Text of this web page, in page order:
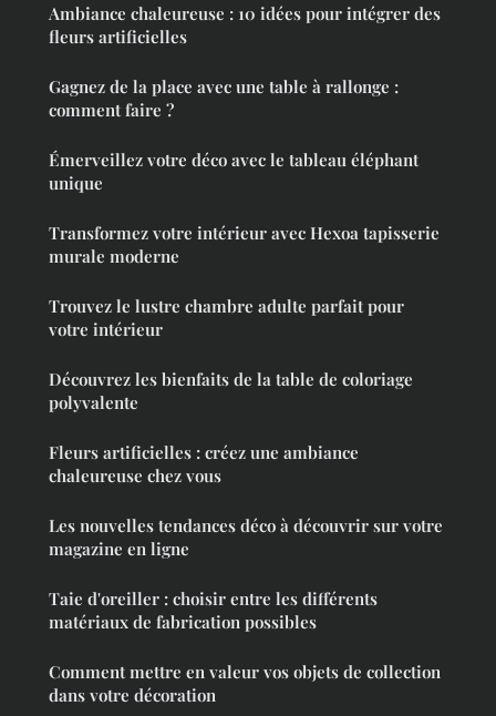
Ambiance chaleureuse : 10 idées pour intégrer des
fleurs artificielles
Gagnez de la place avec une table à rallonge :
comment faire ?
Émerveillez votre déco avec le tableau éléphant
unique
Transformez votre intérieur avec Hexoa tapisserie
murale moderne
Trouvez le lustre chambre adulte parfait pour
votre intérieur
Découvrez les bienfaits de la table de coloriage
polyvalente
Fleurs artificielles : créez une ambiance
chaleureuse chez vous
Les nouvelles tendances déco à découvrir sur votre
magazine en ligne
Taie d'oreiller : choisir entre les différents
matériaux de fabrication possibles
Comment mettre en valeur vos objets de collection
dans votre décoration